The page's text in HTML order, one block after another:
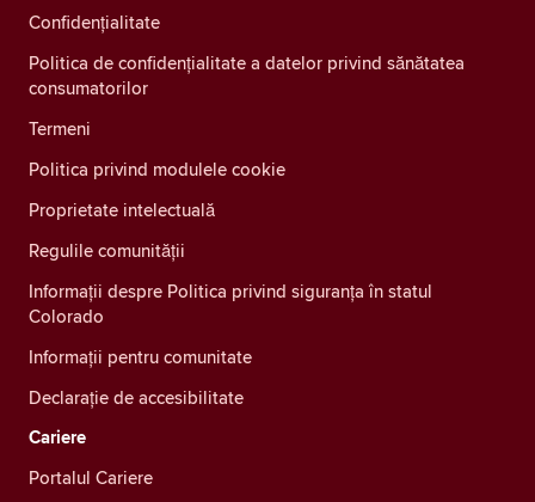
Confidenţialitate
Politica de confidențialitate a datelor privind sănătatea
consumatorilor
Termeni
Politica privind modulele cookie
Proprietate intelectuală
Regulile comunității
Informații despre Politica privind siguranța în statul
Colorado
Informații pentru comunitate
Declarație de accesibilitate
Cariere
Portalul Cariere